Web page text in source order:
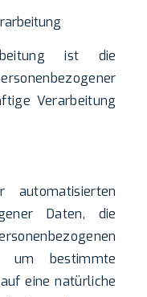
ist die
Verarbeitung
Daten, die
um bestimmte
eine natürliche